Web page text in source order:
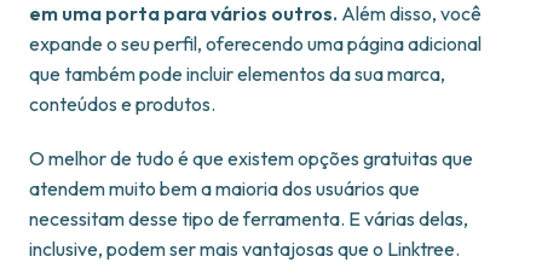
em uma porta para vários outros. Além disso, você
expande o seu perfil, oferecendo uma página adicional
que também pode incluir elementos da sua marca,
conteúdos e produtos.
O melhor de tudo é que existem opções gratuitas que
atendem muito bem a maioria dos usuários que
necessitam desse tipo de ferramenta. E várias delas,
inclusive, podem ser mais vantajosas que o Linktree.